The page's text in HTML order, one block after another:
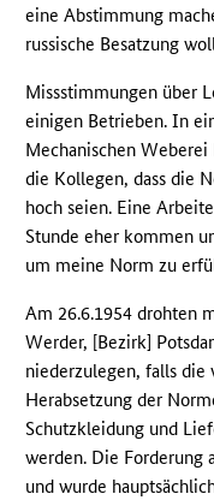
eine Abstimmung
russische Besatzung
Missstimmungen über
einigen Betrieben. In
Mechanischen
die Kollegen, dass die
hoch seien. Eine
Stunde eher kommen
um meine Norm zu
Am 26.6.1954 drohten
Werder, [Bezirk]
niederzulegen, falls die
Herabsetzung der
Schutzkleidung und
werden. Die Forderung
und wurde